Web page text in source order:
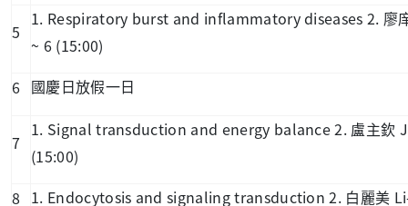
5
1. Respiratory burst and inflammatory diseases 2. 廖
~ 6 (15:00)
6
國慶日放假一日
7
1. Signal transduction and energy balance 2. 盧主欽
(15:00)
8 1. Endocytosis and signaling transduction 2. 白麗美